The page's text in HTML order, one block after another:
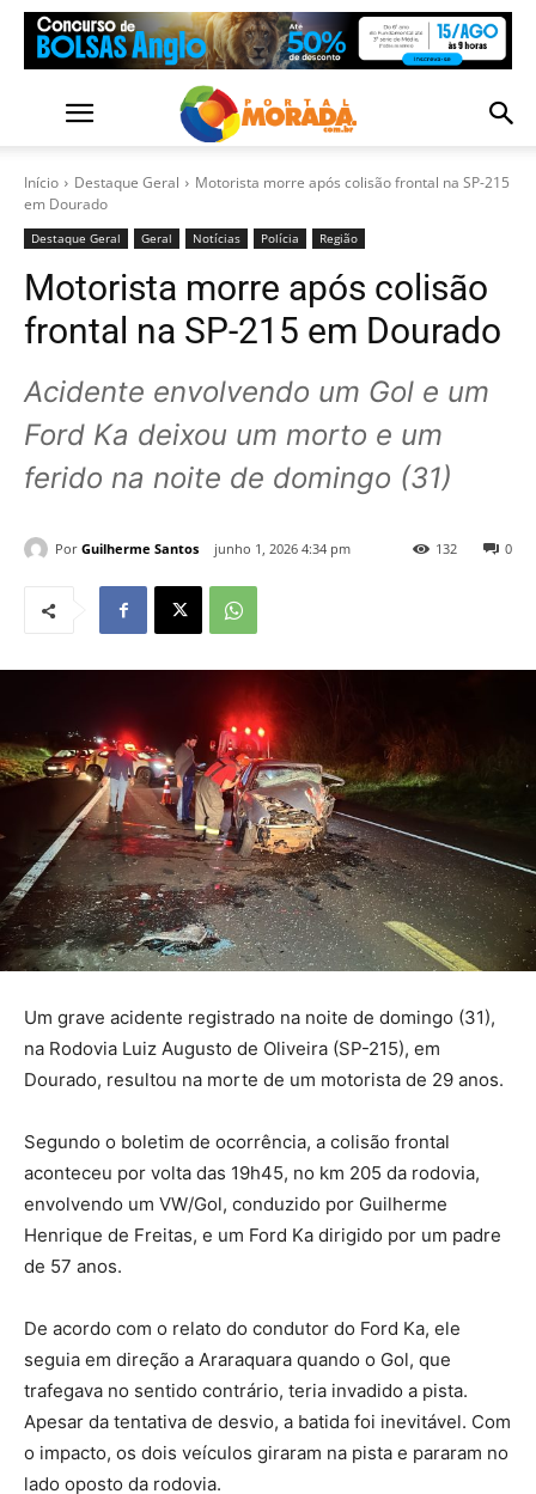
Início Destaque Geral
Motorista morre após colisão frontal na SP-215
em Dourado
Destaque Geral Geral Notícias Polícia Região
Motorista morre após colisão
frontal na SP-215 em Dourado
Acidente envolvendo um Gol e um
Ford Ka deixou um morto e um
ferido na noite de domingo (31)
Por Guilherme Santos junho 1, 2026 4:34 pm 0
132
Um grave acidente registrado na noite de domingo (31),
na Rodovia Luiz Augusto de Oliveira (SP-215), em
Dourado, resultou na morte de um motorista de 29 anos.
Segundo o boletim de ocorrência, a colisão frontal
aconteceu por volta das 19h45, no km 205 da rodovia,
envolvendo um VW/Gol, conduzido por Guilherme
Henrique de Freitas, e um Ford Ka dirigido por um padre
de 57 anos.
De acordo com o relato do condutor do Ford Ka, ele
seguia em direção a Araraquara quando o Gol, que
trafegava no sentido contrário, teria invadido a pista.
Apesar da tentativa de desvio, a batida foi inevitável. Com
o impacto, os dois veículos giraram na pista e pararam no
lado oposto da rodovia.